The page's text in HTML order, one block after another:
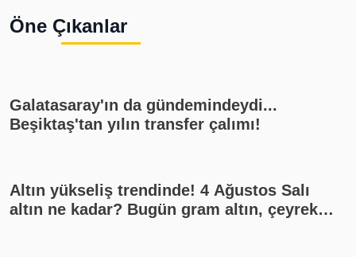
Öne Çıkanlar
Galatasaray'ın da gündemindeydi...
Beşiktaş'tan yılın transfer çalımı!
Altın yükseliş trendinde! 4 Ağustos Salı
altın ne kadar? Bugün gram altın, çeyrek